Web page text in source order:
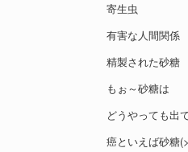
寄生虫
有害な人間関係
精製された砂糖
もぉ～砂糖は
どうやっても出
癌といえば砂糖